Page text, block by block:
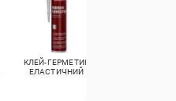
КЛЕЙ-ГЕРМЕТИК
ЕЛАСТИЧНИЙ